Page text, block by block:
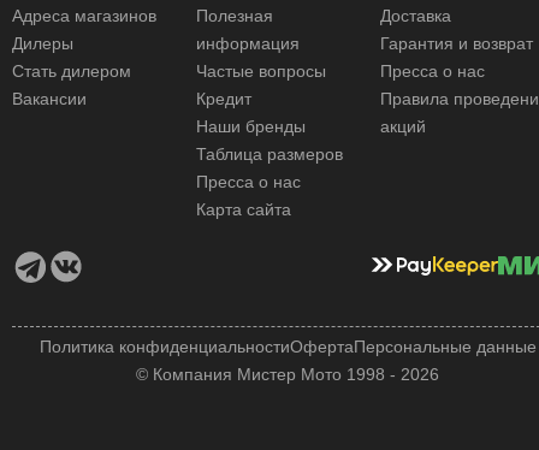
Адреса магазинов
Дилеры
Стать дилером
Вакансии
Полезная
информация
Частые вопросы
Кредит
Наши бренды
Таблица размеров
Пресса о нас
Карта сайта
Доставка
Гарантия и возврат
Пресса о нас
Правила
акций
© Компания Мистер Мото 1998 - 2026
Политика конфиденциальностиОфертаПерсональные данные